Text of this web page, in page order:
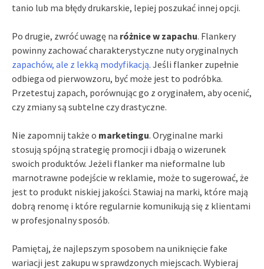
tanio lub ma błędy drukarskie, lepiej poszukać innej opcji.
Po drugie, zwróć uwagę na różnice w zapachu. Flankery
powinny zachować charakterystyczne nuty oryginalnych
zapachów, ale z lekką modyfikacją. Jeśli flanker zupełnie
odbiega od pierwowzoru, być może jest to podróbka.
Przetestuj zapach, porównując go z oryginałem, aby ocenić,
czy zmiany są subtelne czy drastyczne.
Nie zapomnij także o marketingu. Oryginalne marki
stosują spójną strategię promocji i dbają o wizerunek
swoich produktów. Jeżeli flanker ma nieformalne lub
marnotrawne podejście w reklamie, może to sugerować, że
jest to produkt niskiej jakości. Stawiaj na marki, które mają
dobrą renomę i które regularnie komunikują się z klientami
w profesjonalny sposób.
Pamiętaj, że najlepszym sposobem na uniknięcie fake
wariacji jest zakupu w sprawdzonych miejscach. Wybieraj